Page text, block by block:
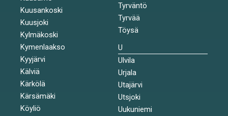
Kuusankoski
Kuusjoki
Kylmäkoski
Kymenlaakso
Kyyjärvi
Kälviä
Kärkölä
Kärsämäki
Köyliö
Tyrväntö
Tyrvää
Töysä
U
Ulvila
Urjala
Utajärvi
Utsjoki
Uukuniemi